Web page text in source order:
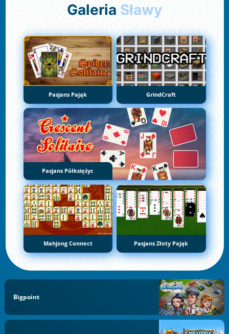
Galeria Sławy
Pasjans Pająk GrindCraft
Pasjans Półksiężyc
Mahjong Connect Pasjans Złoty Pająk
Bigpoint